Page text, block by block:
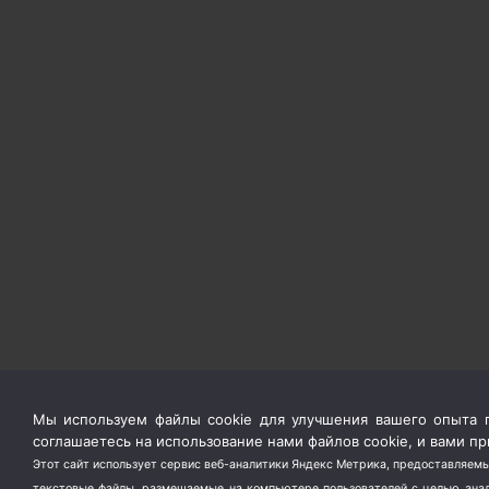
Мы используем файлы cookie для улучшения вашего опыта
соглашаетесь на использование нами файлов cookie, и вами
Этот сайт использует сервис веб-аналитики Яндекс Метрика,